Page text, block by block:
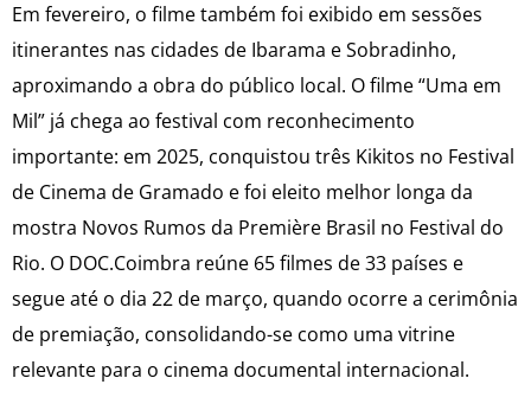
Em fevereiro, o filme também foi exibido em sessões
itinerantes nas cidades de Ibarama e Sobradinho,
aproximando a obra do público local. O filme “Uma em
Mil” já chega ao festival com reconhecimento
importante: em 2025, conquistou três Kikitos no Festival
de Cinema de Gramado e foi eleito melhor longa da
mostra Novos Rumos da Première Brasil no Festival do
Rio. O DOC.Coimbra reúne 65 filmes de 33 países e
segue até o dia 22 de março, quando ocorre a cerimônia
de premiação, consolidando-se como uma vitrine
relevante para o cinema documental internacional.